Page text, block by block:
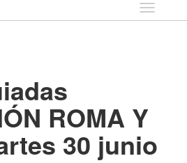
Idioma
ROMA Y
30 junio